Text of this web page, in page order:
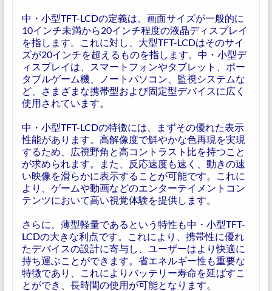
中・小型TFT-LCDの定義は、画面サイズが一般的に
10インチ未満から20インチ程度の液晶ディスプレイ
を指します。これに対し、大型TFT-LCDはそのサイ
ズが20インチを超えるものを指します。中・小型デ
ィスプレイは、スマートフォンやタブレット、ポー
タブルゲーム機、ノートパソコン、監視システムな
ど、さまざまな携帯型および固定型デバイスに広く
使用されています。
中・小型TFT-LCDの特徴には、まずその優れた表示
性能があります。高解像度で鮮やかな色再現を実現
するため、広視野角と高コントラスト比を持つこと
が求められます。また、反応速度も速く、動きの速
い映像を滑らかに表示することが可能です。これに
より、ゲームや動画などのエンターテイメントコン
テンツにおいて高い視覚体験を提供します。
さらに、薄型軽量であるという特性も中・小型TFT-
LCDの大きな利点です。これにより、携帯性に優れ
たデバイスの設計に寄与し、ユーザーはより快適に
持ち運ぶことができます。省エネルギー性も重要な
特徴であり、これによりバッテリー寿命を延ばすこ
とができ、長時間の使用が可能となります。